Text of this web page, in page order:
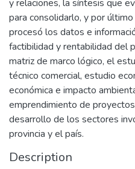
y relaciones, la síntesis que
para consolidarlo, y por
procesó los datos e
factibilidad y rentabilidad del
matriz de marco lógico, el
técnico comercial, estudio
económica e impacto
emprendimiento de
desarrollo de los sectores
provincia y el país.
Description